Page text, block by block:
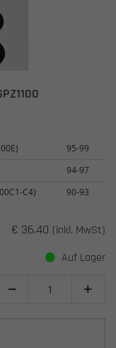
95-99
94-97
C4) 90-93
€ 36.40 (inkl. MwSt)
Auf Lager
 